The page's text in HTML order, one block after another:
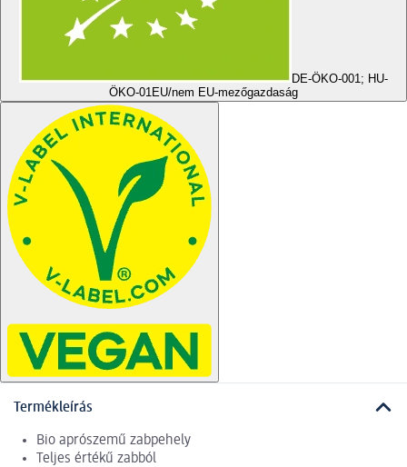
DE-ÖKO-001; HU-
ÖKO-01EU/nem EU-mezőgazdaság
Termékleírás
Bio aprószemű zabpehely
Teljes értékű zabból